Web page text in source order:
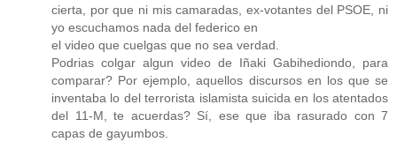
cierta, por que ni mis camaradas, ex-votantes del PSOE, ni
yo escuchamos nada del federico en
el video que cuelgas que no sea verdad.
Podrias colgar algun video de Iñaki Gabihediondo, para
comparar? Por ejemplo, aquellos discursos en los que se
inventaba lo del terrorista islamista suicida en los atentados
del 11-M, te acuerdas? Sí, ese que iba rasurado con 7
capas de gayumbos.